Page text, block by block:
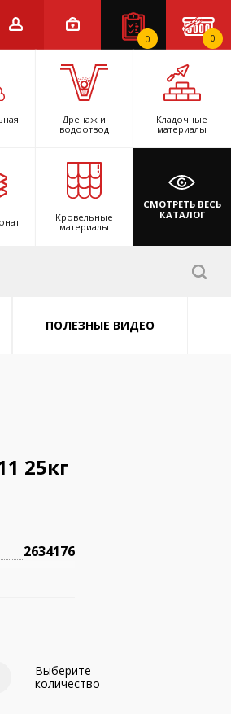
0 0
Дренаж и
водоотвод
Кладочные
материалы
Кровельные
материалы
СМОТРЕТЬ ВЕСЬ
КАТАЛОГ
ПОЛЕЗНЫЕ ВИДЕО
25кг
2634176
Выберите
количество